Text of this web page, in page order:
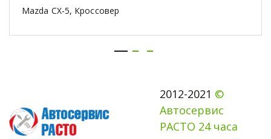
Mazda CX-5, Кроссовер
2012-2021 ©
Автосервис
РАСТО 24 часа